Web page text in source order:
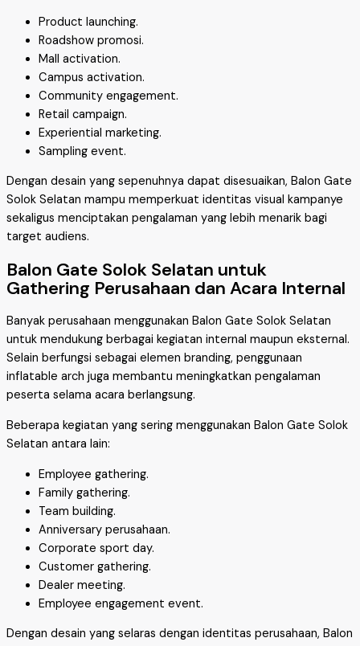
Product launching.
Roadshow promosi.
Mall activation.
Campus activation.
Community engagement.
Retail campaign.
Experiential marketing.
Sampling event.
Dengan desain yang sepenuhnya dapat disesuaikan, Balon Gate
Solok Selatan mampu memperkuat identitas visual kampanye
sekaligus menciptakan pengalaman yang lebih menarik bagi
target audiens.
Balon Gate Solok Selatan untuk
Gathering Perusahaan dan Acara Internal
Banyak perusahaan menggunakan Balon Gate Solok Selatan
untuk mendukung berbagai kegiatan internal maupun eksternal.
Selain berfungsi sebagai elemen branding, penggunaan
inflatable arch juga membantu meningkatkan pengalaman
peserta selama acara berlangsung.
Beberapa kegiatan yang sering menggunakan Balon Gate Solok
Selatan antara lain:
Employee gathering.
Family gathering.
Team building.
Anniversary perusahaan.
Corporate sport day.
Customer gathering.
Dealer meeting.
Employee engagement event.
Dengan desain yang selaras dengan identitas perusahaan, Balon